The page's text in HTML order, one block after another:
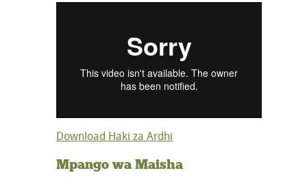
Download Haki za Ardhi
Mpango wa Maisha